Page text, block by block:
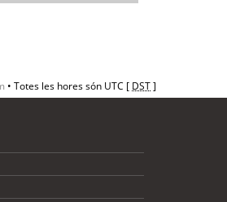
• Totes les hores són UTC [ DST]